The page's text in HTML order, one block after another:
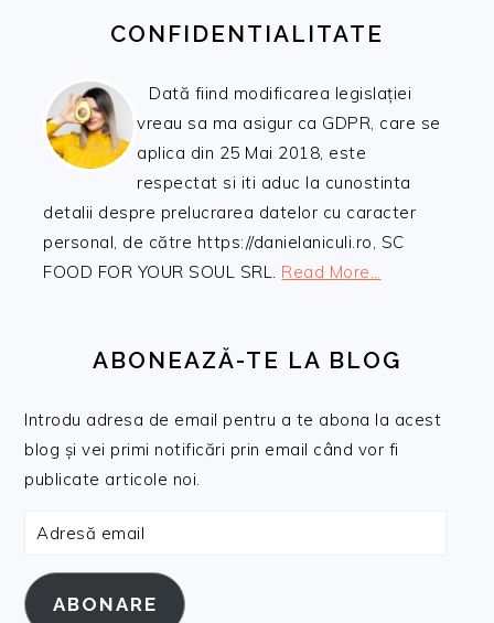
CONFIDENTIALITATE
Dată fiind modificarea legislației
vreau sa ma asigur ca GDPR, care se
aplica din 25 Mai 2018, este
respectat si iti aduc la cunostinta
detalii despre prelucrarea datelor cu caracter
personal, de către https://danielaniculi.ro, SC
FOOD FOR YOUR SOUL SRL. Read More…
ABONEAZĂ-TE LA BLOG
Introdu adresa de email pentru a te abona la acest
blog și vei primi notificări prin email când vor fi
publicate articole noi.
Adresă
ABONARE